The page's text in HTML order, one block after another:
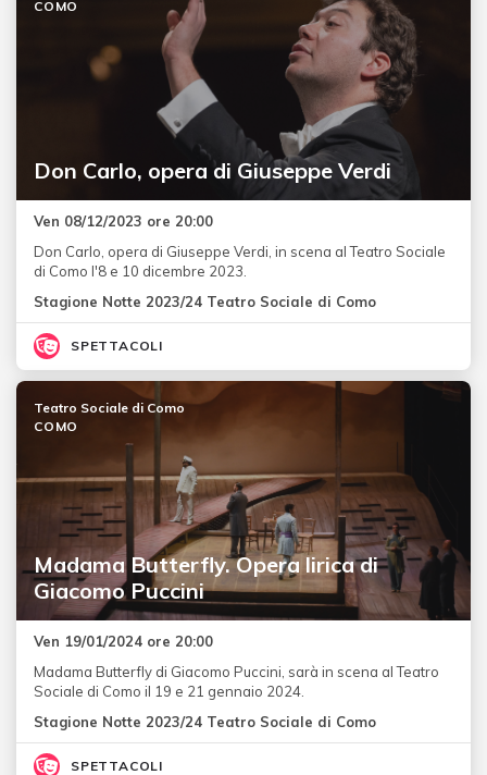
Don Carlo, opera di Giuseppe Verdi
COMO
Ven 08/12/2023 ore 20:00
Don Carlo, opera di Giuseppe Verdi, in scena al Teatro Sociale
di Como l'8 e 10 dicembre 2023.
Stagione Notte 2023/24 Teatro Sociale di Como
SPETTACOLI
Madama Butterfly. Opera lirica di
Giacomo Puccini
Teatro Sociale di Como
COMO
Ven 19/01/2024 ore 20:00
Madama Butterfly di Giacomo Puccini, sarà in scena al Teatro
Sociale di Como il 19 e 21 gennaio 2024.
Stagione Notte 2023/24 Teatro Sociale di Como
SPETTACOLI